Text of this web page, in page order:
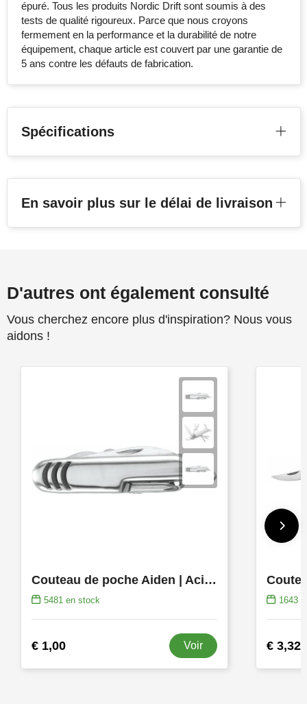
épuré. Tous les produits Nordic Drift sont soumis à des
tests de qualité rigoureux. Parce que nous croyons
fermement en la performance et la durabilité de notre
équipement, chaque article est couvert par une garantie de
5 ans contre les défauts de fabrication.
Spécifications
En savoir plus sur le délai de livraison
D'autres ont également consulté
Vous cherchez encore plus d'inspiration? Nous vous
aidons !
Couteau de poche Aiden | Acier inoxydable | 7 pièces
5481en stock
€ 1,00 Voir
1643
€ 3,32